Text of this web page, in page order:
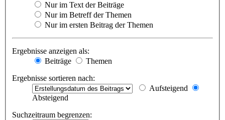
Nur im Text der Beiträge
Nur im Betreff der Themen
Nur im ersten Beitrag der Themen
Ergebnisse anzeigen als:
Beiträge
Themen
Ergebnisse sortieren nach:
Aufsteigend
Absteigend
Suchzeitraum begrenzen: